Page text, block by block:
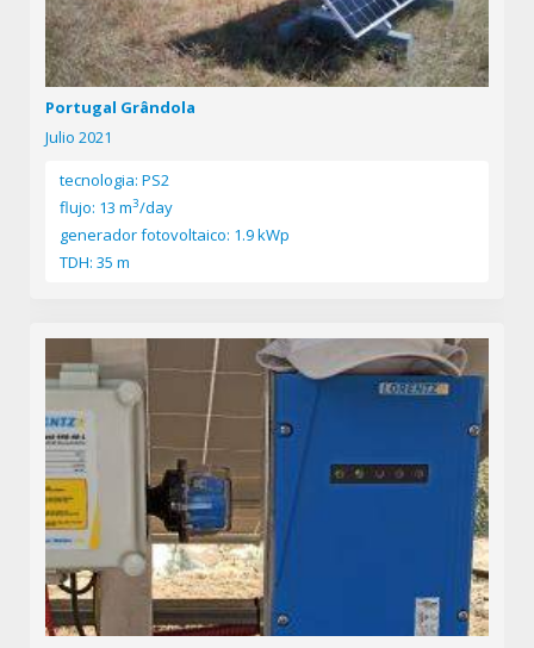
Portugal Grândola
Julio 2021
tecnologia: PS2
flujo: 13 m3/day
generador fotovoltaico: 1.9 kWp
TDH: 35 m